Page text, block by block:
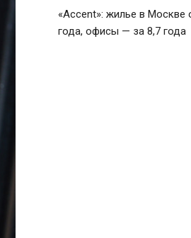
«Accent»: жилье в Москве
года, офисы — за 8,7 года